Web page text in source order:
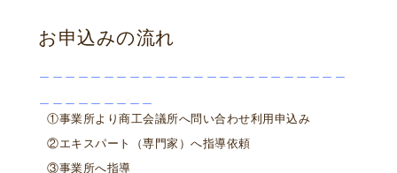
お申込みの流れ
①事業所より商工会議所へ問い合わせ利用申込み
②エキスパート（専門家）へ指導依頼
③事業所へ指導